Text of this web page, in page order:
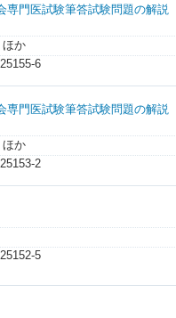
専門医試験筆答試験問題の解説
ほか
6
専門医試験筆答試験問題の解説
ほか
2
5